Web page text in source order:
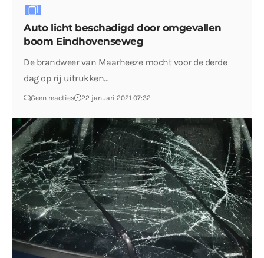
Auto licht beschadigd door omgevallen
boom Eindhovenseweg
De brandweer van Maarheeze mocht voor de derde
dag op rij uitrukken…
Geen reacties 22 januari 2021 07:32